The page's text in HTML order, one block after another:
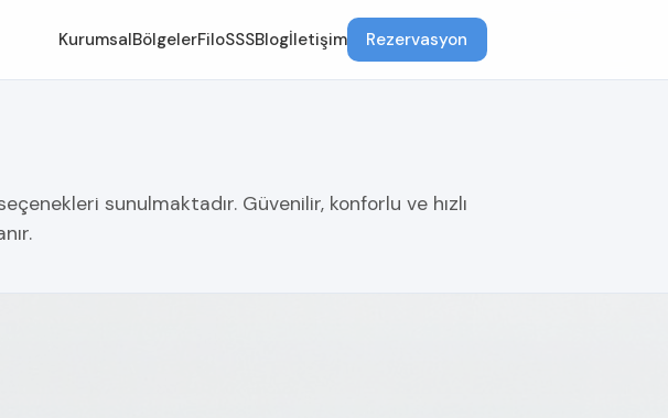
KurumsalBölgelerFiloSSSBlogİletişim Rezervasyon
sunulmaktadır. Güvenilir, konforlu ve hızlı